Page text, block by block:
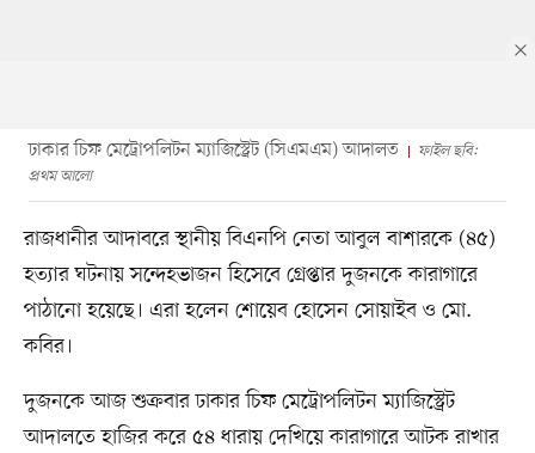
ঢাকার চিফ মেট্রোপলিটন ম্যাজিস্ট্রেট (সিএমএম) আদালত
ফাইল ছবি:
প্রথম আলো
রাজধানীর আদাবরে স্থানীয় বিএনপি নেতা আবুল বাশারকে (৪৫)
হত্যার ঘটনায় সন্দেহভাজন হিসেবে গ্রেপ্তার দুজনকে কারাগারে
পাঠানো হয়েছে। এরা হলেন শোয়েব হোসেন সোয়াইব ও মো.
কবির।
দুজনকে আজ শুক্রবার ঢাকার চিফ মেট্রোপলিটন ম্যাজিস্ট্রেট
আদালতে হাজির করে ৫৪ ধারায় দেখিয়ে কারাগারে আটক রাখার